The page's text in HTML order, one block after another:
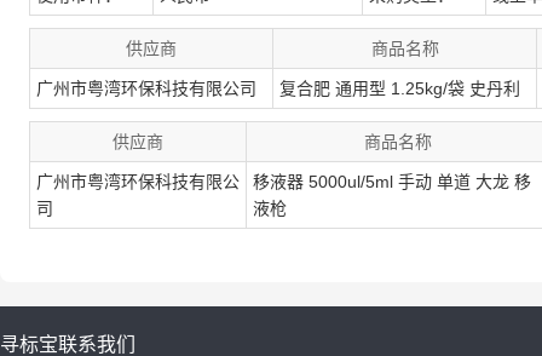
供应商 商品名称
广州市粤湾环保科技有限公司 复合肥 通用型 1.25kg/袋 史丹利
供应商 商品名称
广州市粤湾环保科技有限公
司
移液器 5000ul/5ml 手动 单道 大龙 移
液枪
寻标宝联系我们